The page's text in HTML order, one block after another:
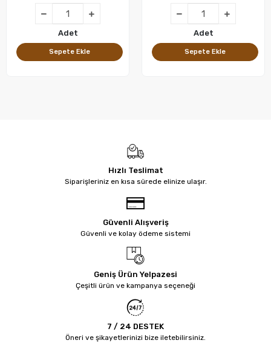
Adet
Sepete Ekle
Adet
Sepete Ekle
Hızlı Teslimat
Siparişleriniz en kısa sürede elinize ulaşır.
Güvenli Alışveriş
Güvenli ve kolay ödeme sistemi
Geniş Ürün Yelpazesi
Çeşitli ürün ve kampanya seçeneği
7 / 24 DESTEK
Öneri ve şikayetlerinizi bize iletebilirsiniz.